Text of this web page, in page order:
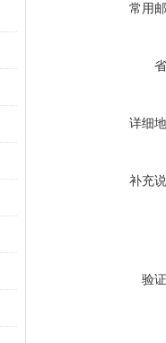
常用
详细
补充
验